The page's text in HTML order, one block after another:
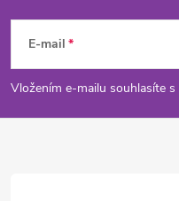
p
a
E-mail
Vložením e-mailu souhlasíte s